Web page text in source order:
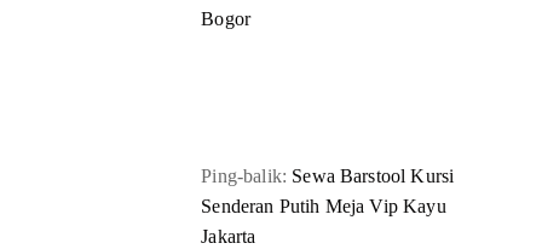
Bogor
Ping-balik: Sewa Barstool Kursi
Senderan Putih Meja Vip Kayu
Jakarta